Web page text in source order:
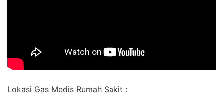
Lokasi Gas Medis Rumah Sakit :